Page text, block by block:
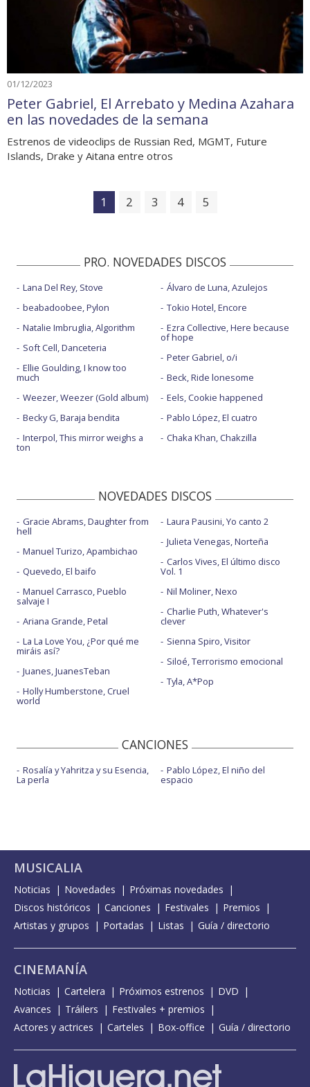
01/12/2023
Peter Gabriel, El Arrebato y Medina Azahara
en las novedades de la semana
Estrenos de videoclips de Russian Red, MGMT, Future
Islands, Drake y Aitana entre otros
1 2 3 4 5
PRO. NOVEDADES DISCOS
Lana Del Rey, Stove
beabadoobee, Pylon
Natalie Imbruglia, Algorithm
Soft Cell, Danceteria
Ellie Goulding, I know too
much
Weezer, Weezer (Gold album)
Becky G, Baraja bendita
Interpol, This mirror weighs a
ton
Álvaro de Luna, Azulejos
Tokio Hotel, Encore
Ezra Collective, Here because
of hope
Peter Gabriel, o/i
Beck, Ride lonesome
Eels, Cookie happened
Pablo López, El cuatro
Chaka Khan, Chakzilla
NOVEDADES DISCOS
Gracie Abrams, Daughter from
hell
Manuel Turizo, Apambichao
Quevedo, El baifo
Manuel Carrasco, Pueblo
salvaje I
Ariana Grande, Petal
La La Love You, ¿Por qué me
miráis así?
Juanes, JuanesTeban
Holly Humberstone, Cruel
world
Laura Pausini, Yo canto 2
Julieta Venegas, Norteña
Carlos Vives, El último disco
Vol. 1
Nil Moliner, Nexo
Charlie Puth, Whatever's
clever
Sienna Spiro, Visitor
Siloé, Terrorismo emocional
Tyla, A*Pop
CANCIONES
Rosalía y Yahritza y su Esencia,
La perla
Pablo López, El niño del
espacio
MUSICALIA
Noticias Novedades
Próximas novedades
Discos históricos
Canciones Festivales
Premios
Artistas y grupos
Portadas Listas Guía / directorio
CINEMANÍA
Noticias Cartelera Próximos estrenos
DVD
Avances
Tráilers
Festivales + premios
Actores y actrices
Carteles Box-office Guía / directorio